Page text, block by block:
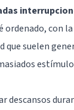
ordenado, con
que suelen
descansos